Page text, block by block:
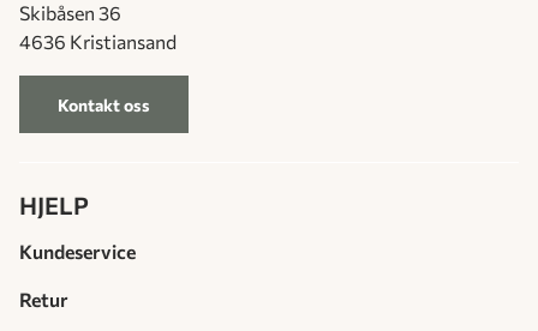
Skibåsen 36
4636 Kristiansand
Kontakt oss
HJELP
Kundeservice
Retur